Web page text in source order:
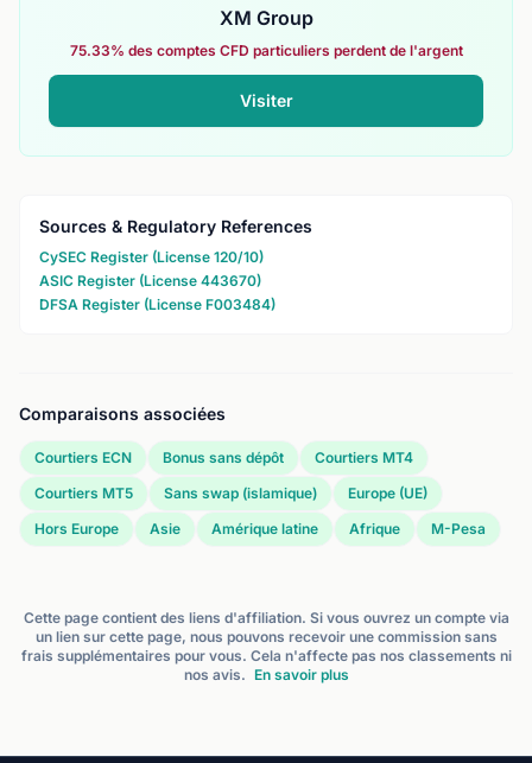
XM Group
75.33% des comptes CFD particuliers perdent de l'argent
Visiter
Sources & Regulatory References
CySEC Register (License 120/10)
ASIC Register (License 443670)
DFSA Register (License F003484)
Comparaisons associées
Courtiers ECN Bonus sans dépôt
Courtiers MT4
Courtiers MT5
Sans swap (islamique)
Europe (UE)
Hors Europe
Asie Amérique latine Afrique M-Pesa
Cette page contient des liens d'affiliation. Si vous ouvrez un compte via
un lien sur cette page, nous pouvons recevoir une commission sans
frais supplémentaires pour vous. Cela n'affecte pas nos classements ni
nos avis. En savoir plus